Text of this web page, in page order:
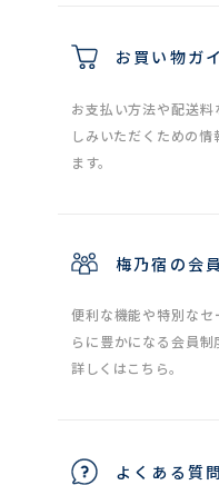
お買い物ガ
お支払い方法や配送
しみいただくための
ます。
梅乃宿の会
便利な機能や特別なセ
らに豊かになる会員制
詳しくはこちら。
よくある質